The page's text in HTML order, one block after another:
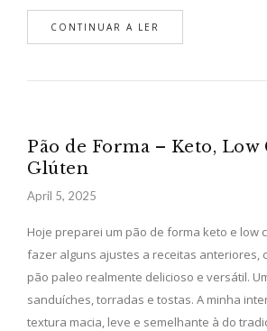
CONTINUAR A LER
Pão de Forma – Keto, Low
Glúten
April 5, 2025
Hoje preparei um pão de forma keto e low
fazer alguns ajustes a receitas anteriores,
pão paleo realmente delicioso e versátil.
sanduíches, torradas e tostas. A minha
textura macia, leve e semelhante à do